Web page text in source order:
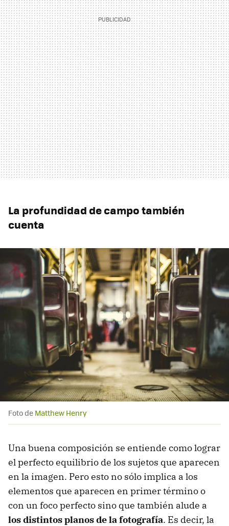
La profundidad de campo también
cuenta
Foto de Matthew Henry
Una buena composición se entiende como lograr
el perfecto equilibrio de los sujetos que aparecen
en la imagen. Pero esto no sólo implica a los
elementos que aparecen en primer término o
con un foco perfecto sino que también alude a
los distintos planos de la fotografía. Es decir, la